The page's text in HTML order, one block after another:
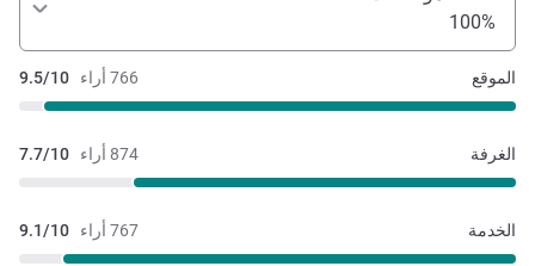
100%
766 أراء 9.5/10 الموقع
874 أراء 7.7/10 الغرفة
767 أراء 9.1/10 الخدمة